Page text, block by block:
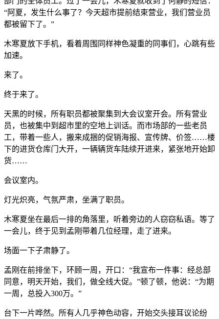
“阿夏，发生什么事了？今天超市提前结束营业，我们营业员
都被留下了。”
木寒夏放下手机，看着周围同样神色凝重的同事们，心跳有些
加速。
来了。
终于来了。
天黑的时候，所有职员都被聚集到大会议室开会。所有营业
员，也被集中到超市里的空地上训话。而市场部的一些老员
工，带着一些人，搬来成捆的促销海报、宣传牌、价签……楼
下的进货仓库门大开，一辆辆货车陆续开进来，紧张地开始卸
货……
会议室内。
灯光炽亮，气氛严肃，坐满了职员。
木寒夏坐在最后一排的角落里，听着旁边的人窃窃私语。等了
一会儿，终于见到孟刚带着几位经理，走了进来。
场面一下子肃静了。
孟刚在前排坐下，环顾一周，开口：“我宣布一件事：经总部
同意，明天开始，我们，做全线大促。”顿了顿，他说：“为期
一周，总投入300万。”
台下一片哗然。所有人几乎神色动容，开始交头接耳议论纷